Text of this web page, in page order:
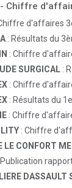
- Chiffre
d'affaires
: Résultats du
: Chiffre
SURGICAL :
: Chiffre
: Résultats du
: Chiffre
: Chiffre
LE CONFORT
Publication
DASSAULT